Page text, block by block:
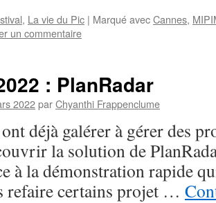
, La vie du Pic | Marqué avecCannes,
un commentaire
: PlanRadar
2022parChyanthi Frappenclume
déjà galérer à gérer des
la solution de
à la démonstration rapide
refaire certains projet …